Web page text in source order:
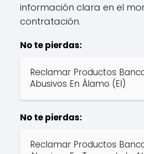
información clara en el
contratación.
No te pierdas:
Reclamar Productos
Abusivos En Álamo (El)
No te pierdas:
Reclamar Productos